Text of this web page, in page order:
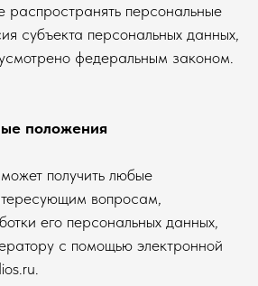
распространять персональные
субъекта персональных данных,
федеральным законом.
положения
получить любые
вопросам,
его персональных данных,
с помощью электронной